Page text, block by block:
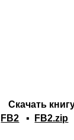
Скачать
FB2 ▪ FB2.zip